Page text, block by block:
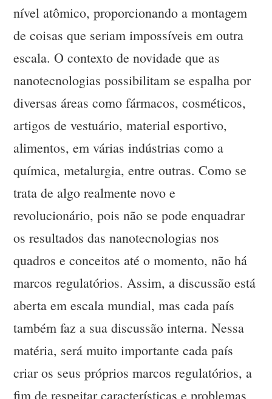
nível atômico, proporcionando a montagem
de coisas que seriam impossíveis em outra
escala. O contexto de novidade que as
nanotecnologias possibilitam se espalha por
diversas áreas como fármacos, cosméticos,
artigos de vestuário, material esportivo,
alimentos, em várias indústrias como a
química, metalurgia, entre outras. Como se
trata de algo realmente novo e
revolucionário, pois não se pode enquadrar
os resultados das nanotecnologias nos
quadros e conceitos até o momento, não há
marcos regulatórios. Assim, a discussão está
aberta em escala mundial, mas cada país
também faz a sua discussão interna. Nessa
matéria, será muito importante cada país
criar os seus próprios marcos regulatórios, a
fim de respeitar características e problemas